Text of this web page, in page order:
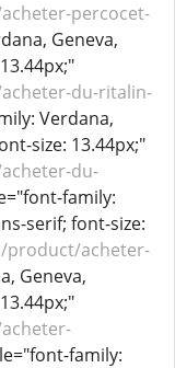
percocet-
Geneva,
du-ritalin-
Verdana,
size: 13.44px;"
du-
family:
serif; font-size:
product/acheter-
Geneva,
family: